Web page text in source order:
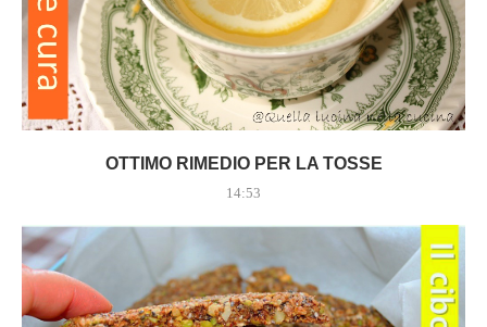
OTTIMO RIMEDIO PER LA TOSSE
14:53